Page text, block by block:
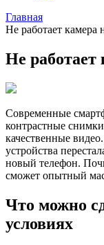
Главная
Не работает камера
Не работает
Современные
контрастные
качественные
устройства
новый телефон.
сможет опытный
Что можно
условиях